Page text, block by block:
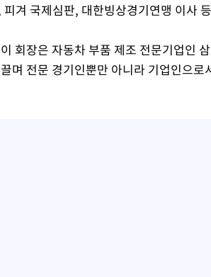
피겨 국제심판, 대한빙상경기연맹 이사
회장은 자동차 부품 제조 전문기업인
며 전문 경기인뿐만 아니라 기업인으